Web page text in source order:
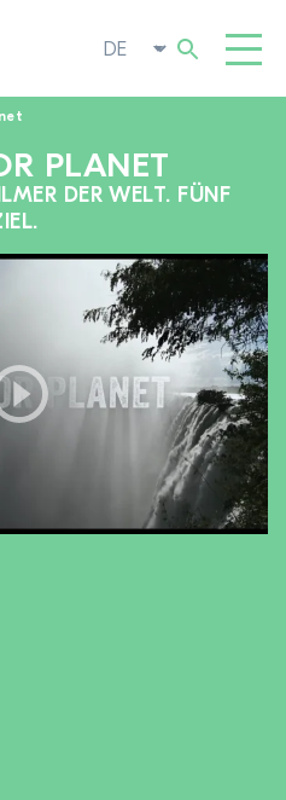
PLANET
DER WELT. FÜNF